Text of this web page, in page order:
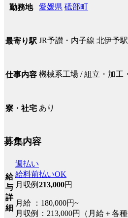
勤務地 愛媛県 砥部町
最寄り駅 JR予讃・内子線 北伊予駅
仕事内容 機械系工場 / 組立・加工
寮・社宅 あり
募集内容
給
与
詳
細
週払い
給料前払いOK
月収例 213,000円
月給 ：180,000円~
月収例：213,000円（月給＋各種